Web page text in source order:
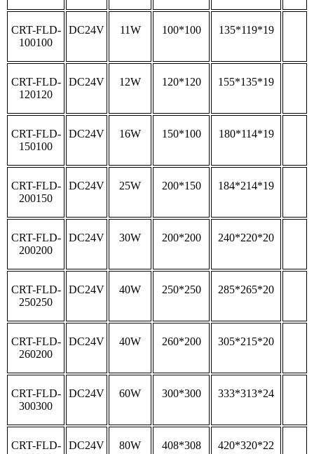
CRT-FLD-
100100
DC24V 11W 100*100 135*119*19
CRT-FLD-
120120
DC24V 12W 120*120 155*135*19
CRT-FLD-
150100
DC24V 16W 150*100 180*114*19
CRT-FLD-
200150
DC24V 25W 200*150 184*214*19
CRT-FLD-
200200
DC24V 30W 200*200 240*220*20
CRT-FLD-
250250
DC24V 40W 250*250 285*265*20
CRT-FLD-
260200
DC24V 40W 260*200 305*215*20
CRT-FLD-
300300
DC24V 60W 300*300 333*313*24
CRT-FLD-
DC24V 80W 408*308 420*320*22